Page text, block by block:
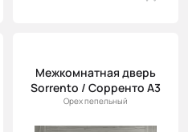
Межкомнатная дверь
Sorrento / Сорренто А3
Орех пепельный